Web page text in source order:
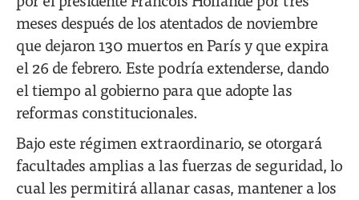
meses después de los atentados de noviembre
que dejaron 130 muertos en París y que expira
el 26 de febrero. Este podría extenderse, dando
el tiempo al gobierno para que adopte las
reformas constitucionales.
Bajo este régimen extraordinario, se otorgará
facultades amplias a las fuerzas de seguridad, lo
cual les permitirá allanar casas, mantener a los